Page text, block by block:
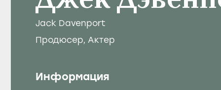
Jack Davenport
Продюсер, Актер
Информация